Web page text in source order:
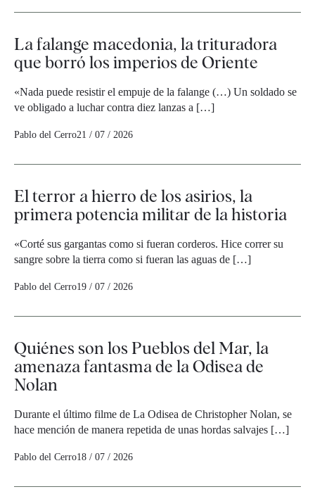
La falange macedonia, la trituradora
que borró los imperios de Oriente
«Nada puede resistir el empuje de la falange (…) Un soldado se
ve obligado a luchar contra diez lanzas a […]
Pablo del Cerro21 / 07 / 2026
El terror a hierro de los asirios, la
primera potencia militar de la historia
«Corté sus gargantas como si fueran corderos. Hice correr su
sangre sobre la tierra como si fueran las aguas de […]
Pablo del Cerro19 / 07 / 2026
Quiénes son los Pueblos del Mar, la
amenaza fantasma de la Odisea de
Nolan
Durante el último filme de La Odisea de Christopher Nolan, se
hace mención de manera repetida de unas hordas salvajes […]
Pablo del Cerro18 / 07 / 2026